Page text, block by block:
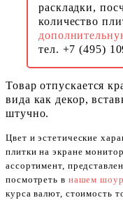
раскладки,
количество
тел. +7 (495)
Товар отпускается
вида как декор,
штучно.
Цвет и эстетические
плитки на экране
ассортимент,
посмотреть в нашем
курса валют, стоимость